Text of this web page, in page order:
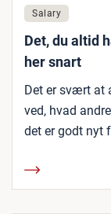
Salary
Det, du altid
her snart
Det er svært at
ved, hvad
det er godt nyt